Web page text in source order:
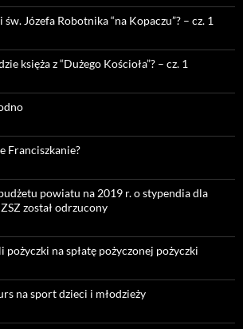
Józefa Robotnika “na Kopaczu”? – cz. 1
księża z “Dużego Kościoła”? – cz. 1
Franciszkanie?
powiatu na 2019 r. o stypendia dla
został odrzucony
na spłatę pożyczonej pożyczki
na sport dzieci i młodzieży